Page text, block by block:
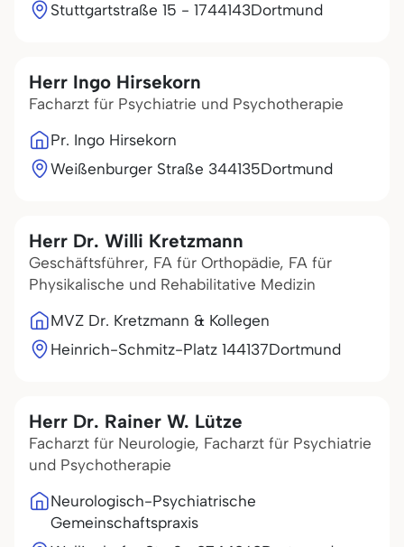
Stuttgartstraße 15 - 1744143Dortmund
Herr Ingo Hirsekorn
Facharzt für Psychiatrie und Psychotherapie
Pr. Ingo Hirsekorn
Weißenburger Straße 344135Dortmund
Herr Dr. Willi Kretzmann
Geschäftsführer, FA für Orthopädie, FA für
Physikalische und Rehabilitative Medizin
MVZ Dr. Kretzmann & Kollegen
Heinrich-Schmitz-Platz 144137Dortmund
Herr Dr. Rainer W. Lütze
Facharzt für Neurologie, Facharzt für Psychiatrie
und Psychotherapie
Neurologisch-Psychiatrische
Gemeinschaftspraxis